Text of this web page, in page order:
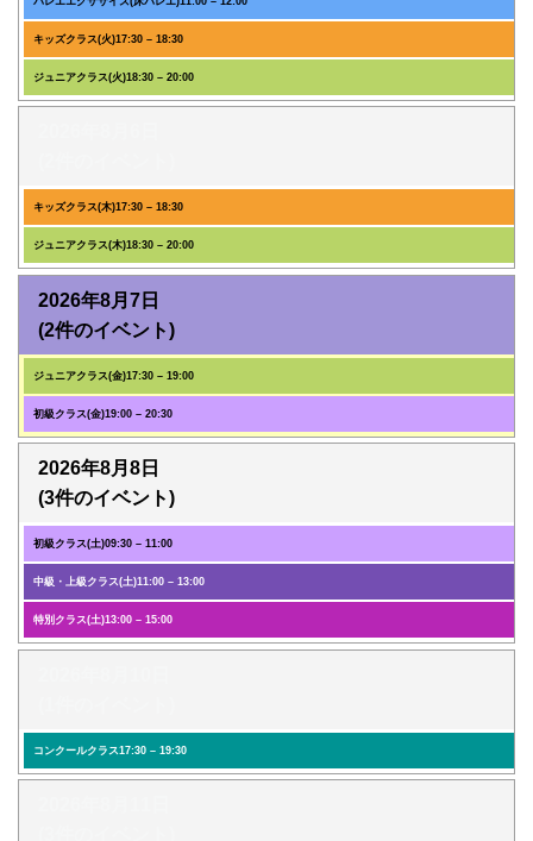
キッズクラス(火)17:30 – 18:30
ジュニアクラス(火)18:30 – 20:00
キッズクラス(木)17:30 – 18:30
ジュニアクラス(木)18:30 – 20:00
2026年8月7日
(2件のイベント)
ジュニアクラス(金)17:30 – 19:00
初級クラス(金)19:00 – 20:30
2026年8月8日
(3件のイベント)
初級クラス(土)09:30 – 11:00
中級・上級クラス(土)11:00 – 13:00
特別クラス(土)13:00 – 15:00
コンクールクラス17:30 – 19:30